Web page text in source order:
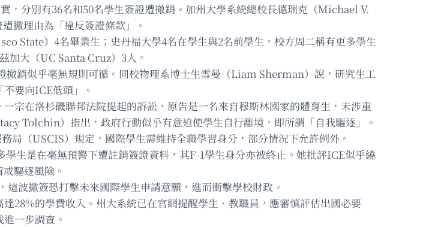
，分別有36名和50名學生簽證遭撤銷。加州大學系統總校長德瑞克（Michael V.
撤理由為「違反簽證條款」。
State）4名畢業生；史丹福大學4名在學生與2名前學生，校方周二稱有更多學生
加大（UC Santa Cruz）3人。
銷似乎毫無規則可循。同校物理系博士生雪曼（Liam Sherman）說，研究生工
要向ICE低頭」。
宗在洛杉磯聯邦法院提起的訴訟，原告是一名來自穆斯林國家的體育生，未涉重
Tolchin）指出，政府行動似乎有意迫使學生自行離境，即所謂「自我驅逐」。
（USCIS）規定，國際學生需維持全職學習身分，部分情況下允許例外。
生是在毫無預警下遭註銷簽證資料，其F-1學生身分亦被終止。她批評ICE似乎繞
驅逐風險。
波撤簽恐打擊未來國際學生申請意願，進而衝擊學校財政。
28%的學費收入。州大系統已在官網提醒學生、教職員，應審慎評估出國必要
一步調查。